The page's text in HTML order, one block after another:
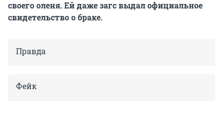
своего оленя. Ей даже загс выдал официальное
свидетельство о браке.
Правда
Фейк